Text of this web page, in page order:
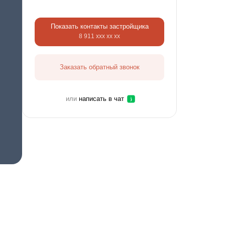
Показать контакты застройщика
8 911 ххх хх хх
Заказать обратный звонок
или написать в чат